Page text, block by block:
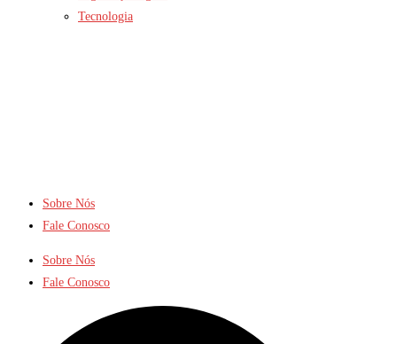
Tecnologia
Sobre Nós
Fale Conosco
Sobre Nós
Fale Conosco